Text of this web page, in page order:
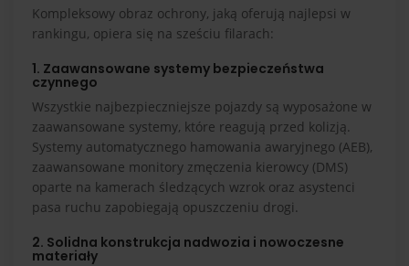
Kompleksowy obraz ochrony, jaką oferują najlepsi w
rankingu, opiera się na sześciu filarach:
1. Zaawansowane systemy bezpieczeństwa
czynnego
Wszystkie najbezpieczniejsze pojazdy są wyposażone w
zaawansowane systemy, które reagują przed kolizją.
Systemy automatycznego hamowania awaryjnego (AEB),
zaawansowane monitory zmęczenia kierowcy (DMS)
oparte na kamerach śledzących wzrok oraz asystenci
pasa ruchu zapobiegają opuszczeniu drogi.
2. Solidna konstrukcja nadwozia i nowoczesne
materiały